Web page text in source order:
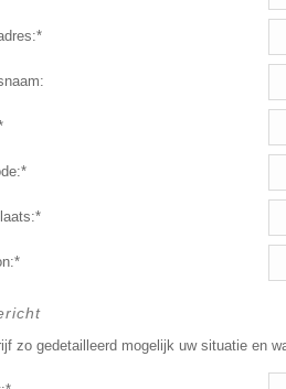
zo gedetailleerd mogelijk uw situatie en